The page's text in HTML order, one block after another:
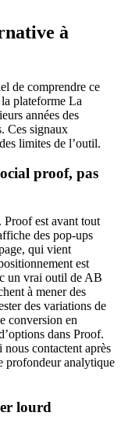
à
de comprendre ce
plateforme La
années des
Ces signaux
limites de l’outil.
proof, pas
Proof est avant tout
des pop-ups
qui vient
est
un vrai outil de AB
à mener des
des variations de
conversion en
dans Proof.
contactent après
profondeur analytique
lourd